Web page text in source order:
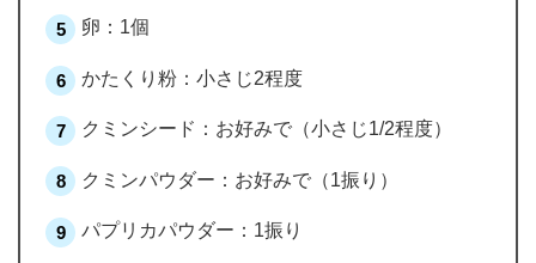
卵：1個
かたくり粉：小さじ2程度
クミンシード：お好みで（小さじ1/2程度）
クミンパウダー：お好みで（1振り）
パプリカパウダー：1振り